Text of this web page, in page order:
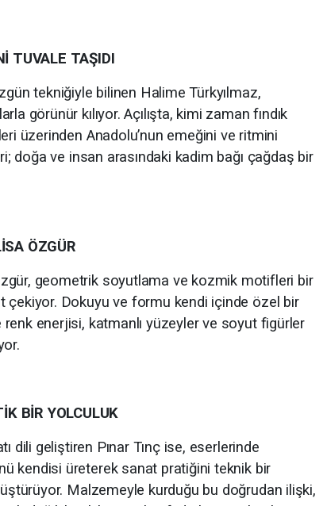
TUVALE TAŞIDI
tekniğiyle bilinen Halime Türkyılmaz,
görünür kılıyor. Açılışta, kimi zaman fındık
üzerinden Anadolu’nun emeğini ve ritmini
doğa ve insan arasındaki kadim bağı çağdaş bir
ÖZGÜR
geometrik soyutlama ve kozmik motifleri bir
çekiyor. Dokuyu ve formu kendi içinde özel bir
enerjisi, katmanlı yüzeyler ve soyut figürler
BİR YOLCULUK
dili geliştiren Pınar Tınç ise, eserlerinde
kendisi üreterek sanat pratiğini teknik bir
Malzemeyle kurduğu bu doğrudan ilişki,